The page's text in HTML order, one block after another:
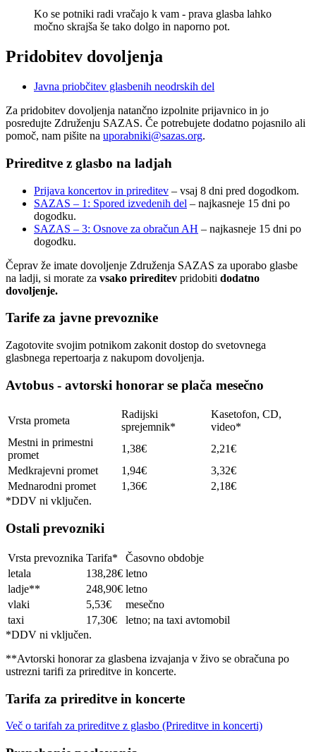
Ko se potniki radi vračajo k vam - prava glasba lahko
močno skrajša še tako dolgo in naporno pot.
Pridobitev dovoljenja
Javna priobčitev glasbenih neodrskih del
Za pridobitev dovoljenja natančno izpolnite prijavnico in jo
posredujte Združenju SAZAS. Če potrebujete dodatno pojasnilo ali
pomoč, nam pišite na uporabniki@sazas.org.
Prireditve z glasbo na ladjah
Prijava koncertov in prireditev – vsaj 8 dni pred dogodkom.
SAZAS – 1: Spored izvedenih del – najkasneje 15 dni po
dogodku.
SAZAS – 3: Osnove za obračun AH – najkasneje 15 dni po
dogodku.
Čeprav že imate dovoljenje Združenja SAZAS za uporabo glasbe
na ladji, si morate za vsako prireditev pridobiti dodatno
dovoljenje.
Tarife za javne prevoznike
Zagotovite svojim potnikom zakonit dostop do svetovnega
glasbnega repertoarja z nakupom dovoljenja.
Avtobus - avtorski honorar se plača mesečno
Vrsta prometa
Radijski
sprejemnik*
Kasetofon, CD,
video*
Mestni in primestni
promet
1,38€
2,21€
Medkrajevni promet
1,94€
3,32€
Mednarodni promet
1,36€
2,18€
*DDV ni vključen.
Ostali prevozniki
Vrsta prevoznika Tarifa*
Časovno obdobje
letala
138,28€ letno
ladje**
248,90€ letno
vlaki
5,53€
mesečno
taxi
17,30€
letno; na taxi avtomobil
*DDV ni vključen.
**Avtorski honorar za glasbena izvajanja v živo se obračuna po
ustrezni tarifi za prireditve in koncerte.
Tarifa za prireditve in koncerte
Več o tarifah za prireditve z glasbo (Prireditve in koncerti)